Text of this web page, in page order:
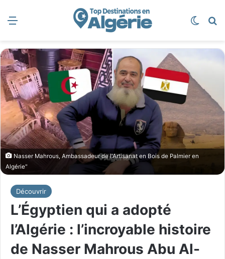
Nasser Mahrous, Ambassadeur de l'Artisanat en Bois de Palmier en
Algérie"
Découvrir
L’Égyptien qui a adopté
l’Algérie : l’incroyable histoire
de Nasser Mahrous Abu Al-